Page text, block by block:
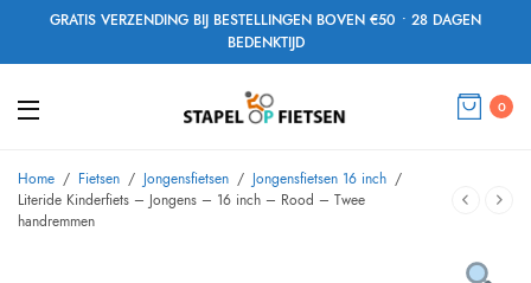
GRATIS VERZENDING BIJ BESTELLINGEN BOVEN €50 • 28 DAGEN
BEDENKTIJD
0
Home / Fietsen / Jongensfietsen / Jongensfietsen 16 inch /
Literide Kinderfiets – Jongens – 16 inch – Rood – Twee
handremmen